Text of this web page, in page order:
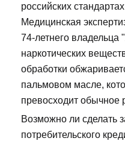
российских
Медицинская
74-летнего владельца
наркотических
обработки
пальмовом масле,
превосходит обычное
Возможно ли сделать
потребительского